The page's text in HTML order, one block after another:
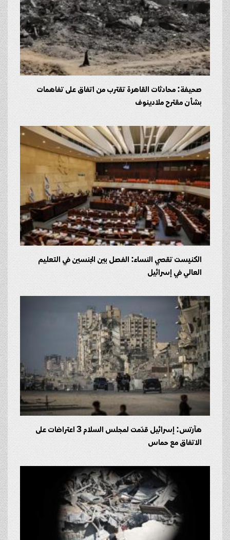
صحيفة: محادثات القاهرة تقترب من اتفاق على تفاهمات
بشأن مقترح ملادينوف
الكنيست تقصي النساء: الفصل بين الجنسين في التعليم
العالي في إسرائيل
هآرتس: إسرائيل قدّمت لمجلس السلام 3 اعتراضات على
الاتفاق مع حماس